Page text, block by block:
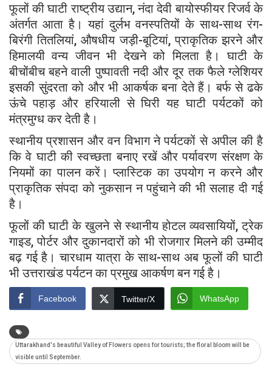
फूलों की घाटी राष्ट्रीय उद्यान, नंदा देवी बायोस्फीयर रिजर्व के
अंतर्गत आता है। यहां दुर्लभ वनस्पतियों के साथ-साथ रंग-
बिरंगी तितलियां, औषधीय जड़ी-बूटियां, प्राकृतिक झरने और
हिमालयी वन्य जीवन भी देखने को मिलता है। घाटी के
बीचोंबीच बहने वाली पुष्पावती नदी और दूर तक फैले ग्लेशियर
इसकी सुंदरता को और भी आकर्षक बना देते हैं। बर्फ से ढके
ऊंचे पहाड़ और हरियाली से घिरी यह घाटी पर्यटकों को
मंत्रमुग्ध कर देती है।
स्थानीय प्रशासन और वन विभाग ने पर्यटकों से अपील की है
कि वे घाटी की स्वच्छता बनाए रखें और पर्यावरण संरक्षण के
नियमों का पालन करें। प्लास्टिक का उपयोग न करने और
प्राकृतिक संपदा को नुकसान न पहुंचाने की भी सलाह दी गई
है।
फूलों की घाटी के खुलने से स्थानीय होटल व्यवसायियों, ट्रेक
गाइड, पोर्टर और दुकानदारों को भी रोजगार मिलने की उम्मीद
बढ़ गई है। चारधाम यात्रा के साथ-साथ अब फूलों की घाटी
भी उत्तराखंड पर्यटन का प्रमुख आकर्षण बन गई है।
Facebook Twitter/X WhatsApp
Uttarakhand's beautiful Valley of Flowers opens for tourists; the floral bloom will be
visible until September.